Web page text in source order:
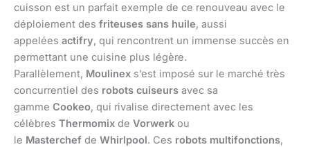
cuisson est un parfait exemple de ce renouveau avec le
déploiement des friteuses sans huile, aussi
appelées actifry, qui rencontrent un immense succès en
permettant une cuisine plus légère.
Parallèlement, Moulinex s’est imposé sur le marché très
concurrentiel des robots cuiseurs avec sa
gamme Cookeo, qui rivalise directement avec les
célèbres Thermomix de Vorwerk ou
le Masterchef de Whirlpool. Ces robots multifonctions,